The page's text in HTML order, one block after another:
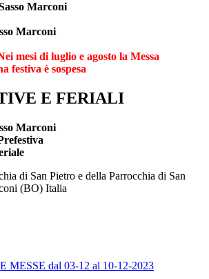
Marconi
Marconi
mesi di luglio e agosto la Messa
festiva è sospesa
E FERIALI
Marconi
di San Pietro e della Parrocchia di San
(BO) Italia
MESSE dal 03-12 al 10-12-2023